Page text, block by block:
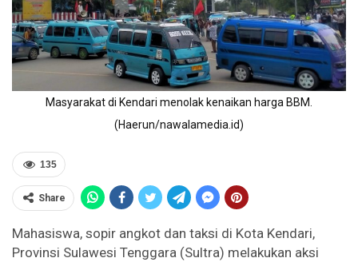
Masyarakat di Kendari menolak kenaikan harga BBM.
(Haerun/nawalamedia.id)
135
Share
Mahasiswa, sopir angkot dan taksi di Kota Kendari,
Provinsi Sulawesi Tenggara (Sultra) melakukan aksi